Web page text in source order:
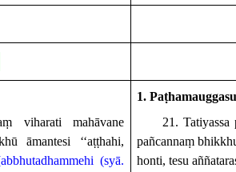
viharati mahāvane
āmantesi ‘‘aṭṭhahi,
(syā.
1.
21 . Tatiyassa
pañcannaṃ
honti, tesu